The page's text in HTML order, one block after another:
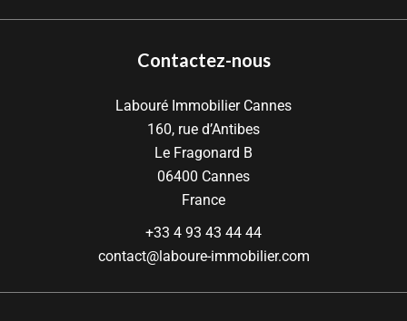
Contactez-nous
Labouré Immobilier Cannes
160, rue d’Antibes
Le Fragonard B
06400 Cannes
France
+33 4 93 43 44 44
contact@laboure-immobilier.com